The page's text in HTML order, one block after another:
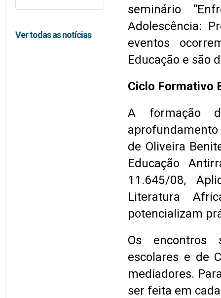
Ver todas as notícias
seminário
Adolescência:
eventos
Educação e são
Ciclo Formativo
A formação
de Oliveira
Educação
11.645/08,
Literatura
potencializam
Os encontros
escolares e de
mediadores.
ser feita em